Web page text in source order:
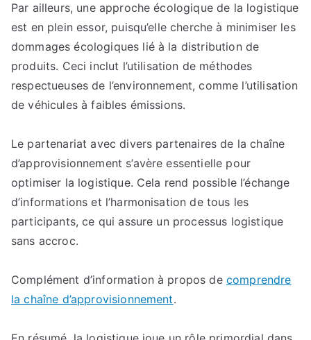
Par ailleurs, une approche écologique de la logistique
est en plein essor, puisqu’elle cherche à minimiser les
dommages écologiques lié à la distribution de
produits. Ceci inclut l’utilisation de méthodes
respectueuses de l’environnement, comme l’utilisation
de véhicules à faibles émissions.
Le partenariat avec divers partenaires de la chaîne
d’approvisionnement s’avère essentielle pour
optimiser la logistique. Cela rend possible l’échange
d’informations et l’harmonisation de tous les
participants, ce qui assure un processus logistique
sans accroc.
Complément d’information à propos de comprendre
la chaîne d’approvisionnement.